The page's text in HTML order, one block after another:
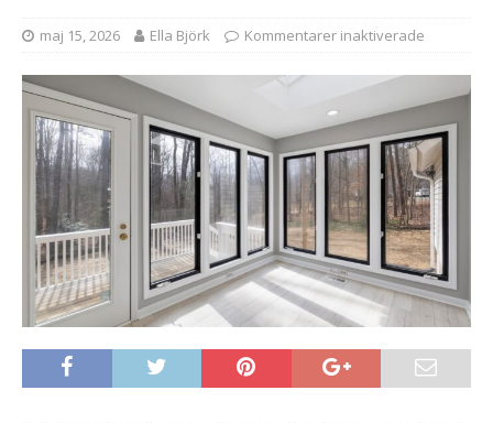
maj 15, 2026 Ella Björk Kommentarer inaktiverade